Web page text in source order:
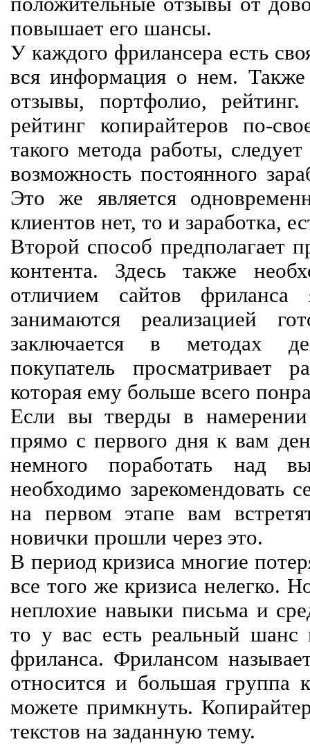
повышает его шансы.
У каждого фрилансера есть
вся информация о нем. Также
отзывы, портфолио,
рейтинг копирайтеров по-
такого метода работы,
возможность постоянного
Это же является
клиентов нет, то и заработка,
Второй способ предполагает
контента. Здесь также
отличием сайтов
занимаются реализацией
заключается в методах
покупатель просматривает
которая ему больше всего
Если вы тверды в
прямо с первого дня к вам
немного поработать над
необходимо зарекомендовать
на первом этапе вам
новички прошли через это.
В период кризиса многие
все того же кризиса нелегко.
неплохие навыки письма и
то у вас есть реальный шанс
фриланса. Фрилансом
относится и большая группа
можете примкнуть.
текстов на заданную тему.